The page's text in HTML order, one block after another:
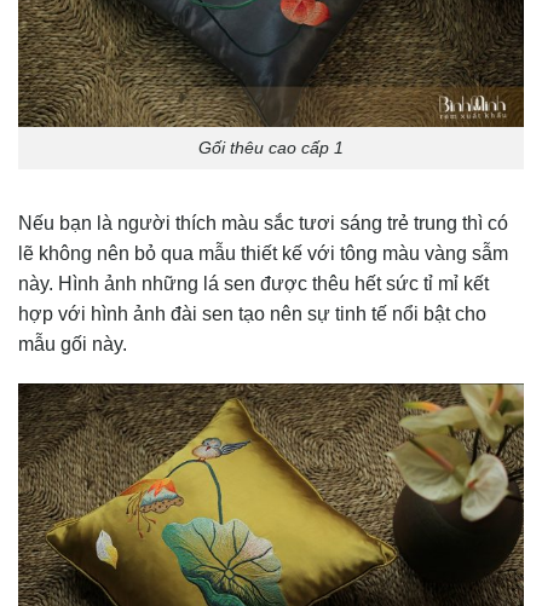
Gối thêu cao cấp 1
Nếu bạn là người thích màu sắc tươi sáng trẻ trung thì có
lẽ không nên bỏ qua mẫu thiết kế với tông màu vàng sẫm
này. Hình ảnh những lá sen được thêu hết sức tỉ mỉ kết
hợp với hình ảnh đài sen tạo nên sự tinh tế nổi bật cho
mẫu gối này.